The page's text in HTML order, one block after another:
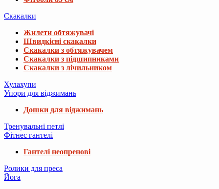
Скакалки
Жилети обтяжувачі
Швидкісні скакалки
Скакалки з обтяжувачем
Скакалки з підшипниками
Скакалки з лічильником
Хулахупи
Упори для віджимань
Дошки для віджимань
Тренувальні петлі
Фітнес гантелі
Гантелі неопренові
Ролики для преса
Йога